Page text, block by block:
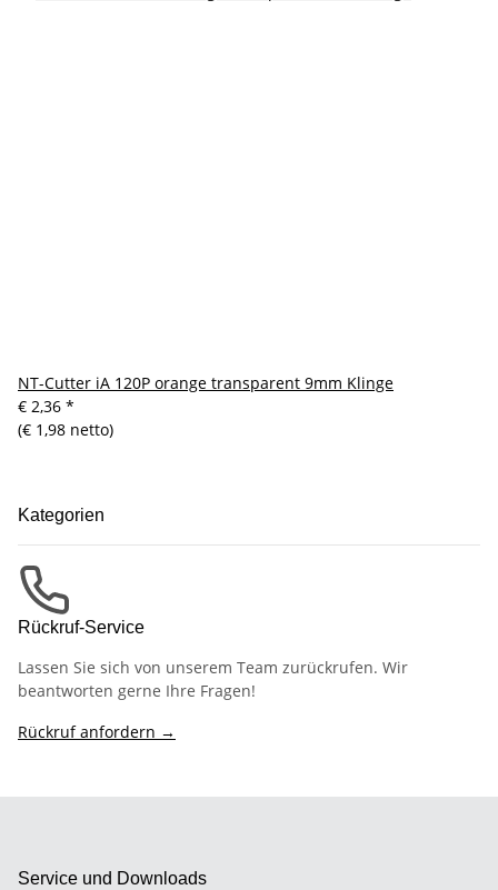
NT-Cutter iA 120P orange transparent 9mm Klinge
€ 2,36 *
(€ 1,98 netto)
Kategorien
Rückruf-Service
Lassen Sie sich von unserem Team zurückrufen. Wir
beantworten gerne Ihre Fragen!
Rückruf anfordern →
Service und Downloads